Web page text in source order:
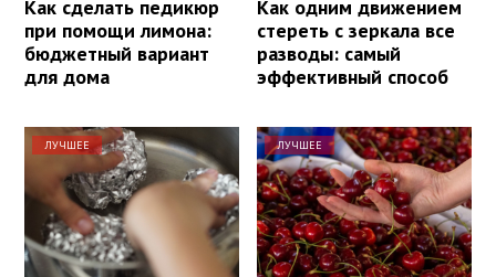
Как сделать педикюр
при помощи лимона:
бюджетный вариант
для дома
Как одним движением
стереть с зеркала все
разводы: самый
эффективный способ
ЛУЧШЕЕ ЛУЧШЕЕ